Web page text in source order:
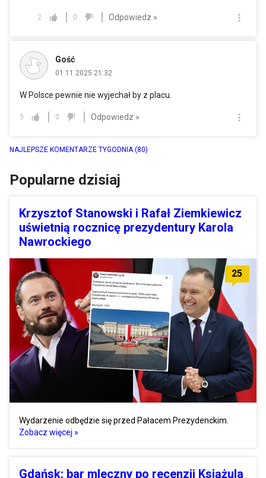
2 0 Odpowiedz »
Gość
01.11.2025 21:32
W Polsce pewnie nie wyjechał by z placu.
3 0 Odpowiedz »
NAJLEPSZE KOMENTARZE TYGODNIA(80)
Popularne dzisiaj
Krzysztof Stanowski i Rafał Ziemkiewicz
uświetnią rocznicę prezydentury Karola
Nawrockiego
25
Wydarzenie odbędzie się przed Pałacem Prezydenckim.
Zobacz więcej »
Gdańsk: bar mleczny po recenzji Książula